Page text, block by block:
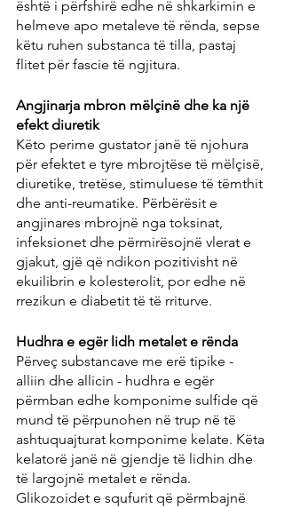
është i përfshirë edhe në shkarkimin e
helmeve apo metaleve të rënda, sepse
këtu ruhen substanca të tilla, pastaj
flitet për fascie të ngjitura.
Angjinarja mbron mëlçinë dhe ka një
efekt diuretik
Këto perime gustator janë të njohura
për efektet e tyre mbrojtëse të mëlçisë,
diuretike, tretëse, stimuluese të tëmthit
dhe anti-reumatike. Përbërësit e
angjinares mbrojnë nga toksinat,
infeksionet dhe përmirësojnë vlerat e
gjakut, gjë që ndikon pozitivisht në
ekuilibrin e kolesterolit, por edhe në
rrezikun e diabetit të të rriturve.
Hudhra e egër lidh metalet e rënda
Përveç substancave me erë tipike -
alliin dhe allicin - hudhra e egër
përmban edhe komponime sulfide që
mund të përpunohen në trup në të
ashtuquajturat komponime kelate. Këta
kelatorë janë në gjendje të lidhin dhe
të largojnë metalet e rënda.
Glikozoidet e squfurit që përmbajnë